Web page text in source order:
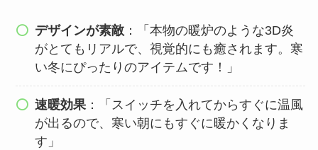
デザインが素敵 ：「本物の暖炉のような3D炎
がとてもリアルで、視覚的にも癒されます。寒
い冬にぴったりのアイテムです！」
速暖効果 ：「スイッチを入れてからすぐに温風
が出るので、寒い朝にもすぐに暖かくなりま
す」